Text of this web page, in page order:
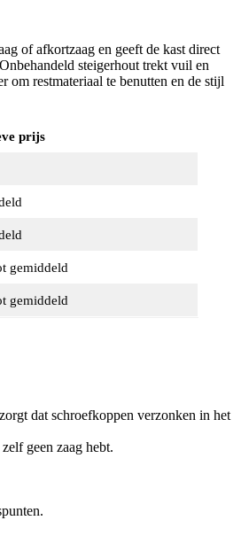
of afkortzaag en geeft de kast direct
steigerhout trekt vuil en
om restmateriaal te benutten en de stijl
prijs
gemiddeld
gemiddeld
dat schroefkoppen verzonken in het
geen zaag hebt.